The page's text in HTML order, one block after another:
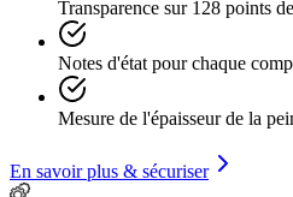
Transparence sur 128 points
Notes d'état pour chaque
Mesure de l'épaisseur de la
En savoir plus & sécuriser